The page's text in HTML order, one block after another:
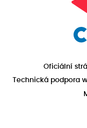
Oficiální
Technická podpora